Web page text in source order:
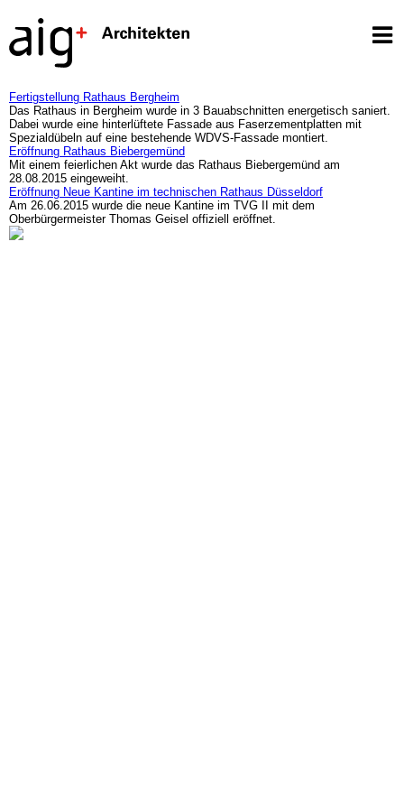
Fertigstellung Rathaus Bergheim
Das Rathaus in Bergheim wurde in 3 Bauabschnitten energetisch saniert.
Dabei wurde eine hinterlüftete Fassade aus Faserzementplatten mit
Spezialdübeln auf eine bestehende WDVS-Fassade montiert.
Eröffnung Rathaus Biebergemünd
Mit einem feierlichen Akt wurde das Rathaus Biebergemünd am
28.08.2015 eingeweiht.
Eröffnung Neue Kantine im technischen Rathaus Düsseldorf
Am 26.06.2015 wurde die neue Kantine im TVG II mit dem
Oberbürgermeister Thomas Geisel offiziell eröffnet.